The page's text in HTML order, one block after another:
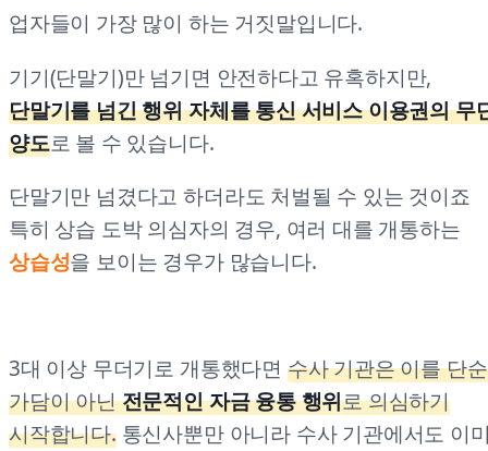
업자들이 가장 많이 하는 거짓말입니다.
기기(단말기)만 넘기면 안전하다고 유혹하지만,
단말기를 넘긴 행위 자체를 통신 서비스 이용권의 무
양도로 볼 수 있습니다.
단말기만 넘겼다고 하더라도 처벌될 수 있는 것이죠
특히 상습 도박 의심자의 경우, 여러 대를 개통하는
상습성을 보이는 경우가 많습니다.
3대 이상 무더기로 개통했다면 수사 기관은 이를 단순
가담이 아닌전문적인 자금 융통 행위로 의심하기
시작합니다.통신사뿐만 아니라 수사 기관에서도 이